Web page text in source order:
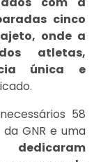
cinco
onde a
atletas,
única e
58
GNR e uma
dedicaram